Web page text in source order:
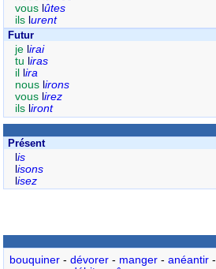
vous lûtes
ils lurent
Futur
je irai
tu iras
il
ira
nous irons
vous irez
ils iront
Présent
lis
lisons
lisez
bouquiner- dévorer- manger- anéantir-